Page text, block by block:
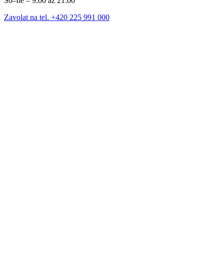
Zavolat na tel. +420 225 991 000